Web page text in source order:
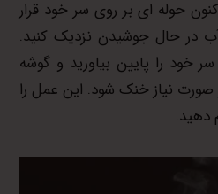
حوله ای بر روی سر خود قرار
در حال جوشیدن نزدیک کنید.
خود را پایین بیاورید و گوشه
صورت نیاز خنک شود. این عمل را